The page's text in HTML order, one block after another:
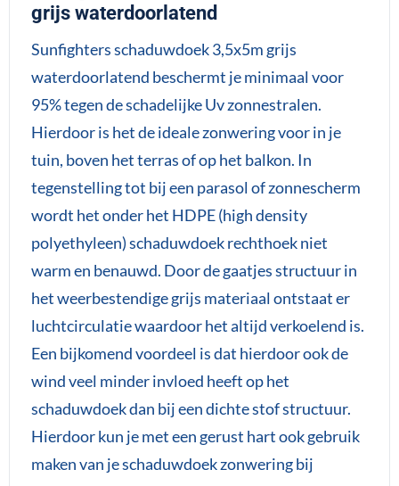
grijs waterdoorlatend
Sunfighters schaduwdoek 3,5x5m grijs
waterdoorlatend beschermt je minimaal voor
95% tegen de schadelijke Uv zonnestralen.
Hierdoor is het de ideale zonwering voor in je
tuin, boven het terras of op het balkon. In
tegenstelling tot bij een parasol of zonnescherm
wordt het onder het HDPE (high density
polyethyleen) schaduwdoek rechthoek niet
warm en benauwd. Door de gaatjes structuur in
het weerbestendige grijs materiaal ontstaat er
luchtcirculatie waardoor het altijd verkoelend is.
Een bijkomend voordeel is dat hierdoor ook de
wind veel minder invloed heeft op het
schaduwdoek dan bij een dichte stof structuur.
Hierdoor kun je met een gerust hart ook gebruik
maken van je schaduwdoek zonwering bij